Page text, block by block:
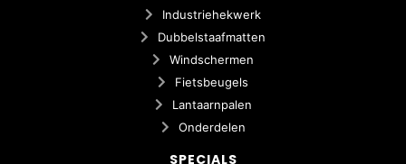
Industriehekwerk
Dubbelstaafmatten
Windschermen
Fietsbeugels
Lantaarnpalen
Onderdelen
SPECIALS